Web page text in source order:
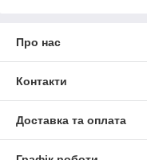
Про нас
Контакти
Доставка та оплата